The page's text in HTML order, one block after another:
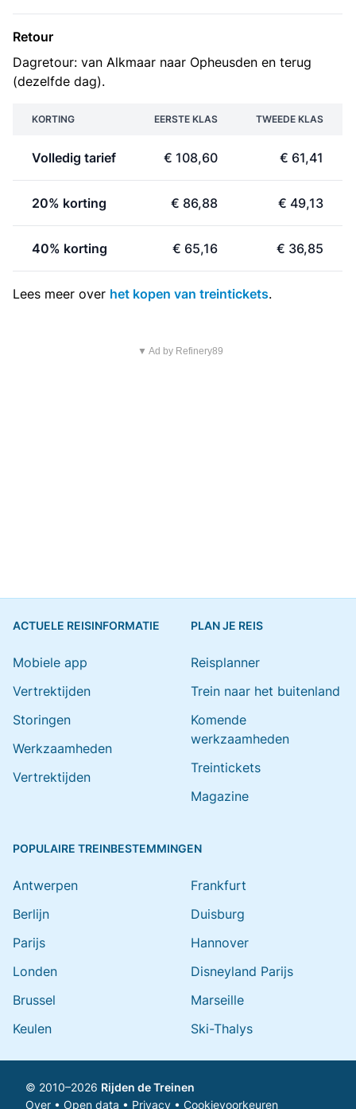
Retour
Dagretour: van Alkmaar naar Opheusden en terug
(dezelfde dag).
KORTING EERSTE KLAS TWEEDE KLAS
Volledig tarief € 108,60 € 61,41
20% korting € 86,88 € 49,13
40% korting € 65,16 € 36,85
Lees meer over het kopen van treintickets.
▼ Ad by Refinery89
ACTUELE REISINFORMATIE
Mobiele app
Vertrektijden
Storingen
Werkzaamheden
Vertrektijden
PLAN JE REIS
Reisplanner
Trein naar het buitenland
Komende
werkzaamheden
Treintickets
Magazine
POPULAIRE TREINBESTEMMINGEN
Antwerpen
Berlijn
Parijs
Londen
Brussel
Keulen
Frankfurt
Duisburg
Hannover
Disneyland Parijs
Marseille
Ski-Thalys
© 2010–2026 Rijden de Treinen
Over • Open data • Privacy • Cookievoorkeuren